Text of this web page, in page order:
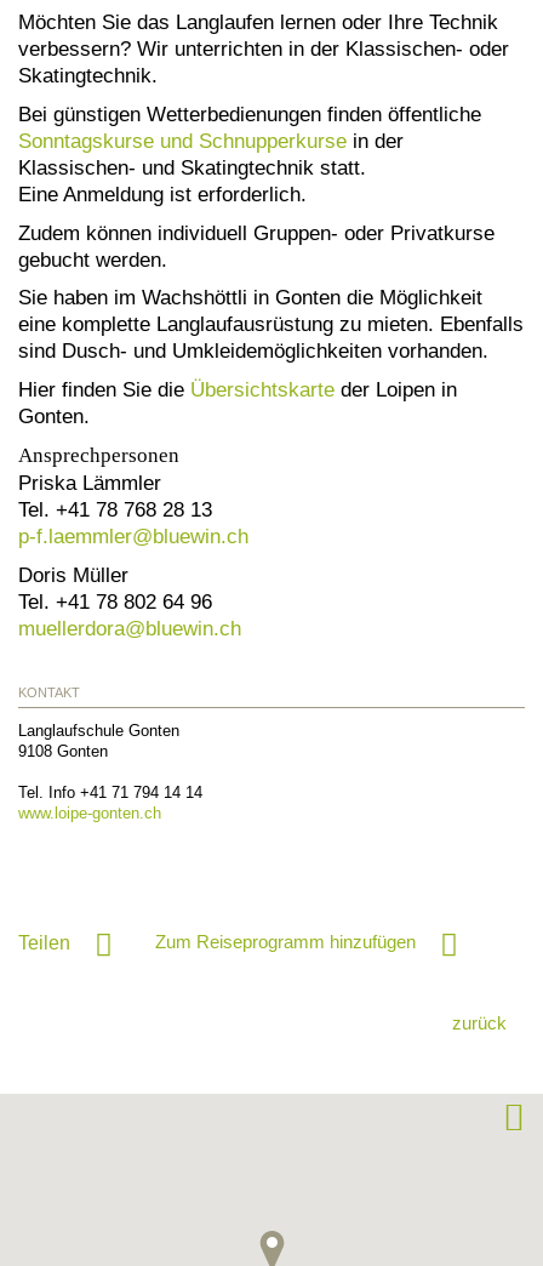
Möchten Sie das Langlaufen lernen oder Ihre Technik
verbessern? Wir unterrichten in der Klassischen- oder
Skatingtechnik.
Bei günstigen Wetterbedienungen finden öffentliche
Sonntagskurse und Schnupperkurse in der
Klassischen- und Skatingtechnik statt.
Eine Anmeldung ist erforderlich.
Zudem können individuell Gruppen- oder Privatkurse
gebucht werden.
Sie haben im Wachshöttli in Gonten die Möglichkeit
eine komplette Langlaufausrüstung zu mieten. Ebenfalls
sind Dusch- und Umkleidemöglichkeiten vorhanden.
Hier finden Sie die Übersichtskarte der Loipen in
Gonten.
Ansprechpersonen
Priska Lämmler
Tel. +41 78 768 28 13
p-f.laemmler@bluewin.ch
Doris Müller
Tel. +41 78 802 64 96
muellerdora@bluewin.ch
KONTAKT
Langlaufschule Gonten
9108 Gonten
Tel. Info +41 71 794 14 14
www.loipe-gonten.ch
Teilen Zum Reiseprogramm hinzufügen
zurück